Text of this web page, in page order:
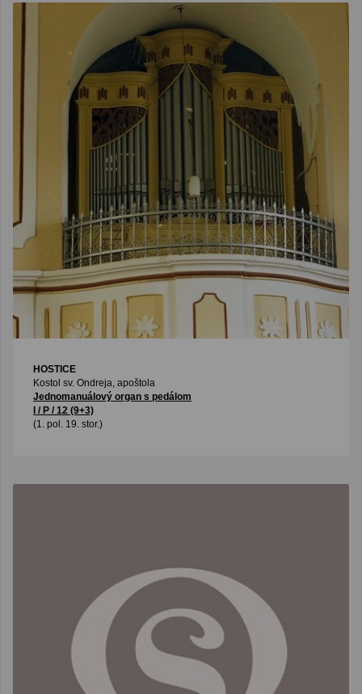
HOSTICE
Kostol sv. Ondreja, apoštola
Jednomanuálový organ s pedálom
I / P / 12 (9+3)
(1. pol. 19. stor.)